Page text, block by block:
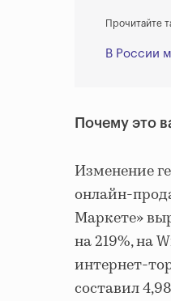
Прочитайте
В России
Почему это
Изменение
онлайн-
Маркете»
на 219%, на
интернет-
составил